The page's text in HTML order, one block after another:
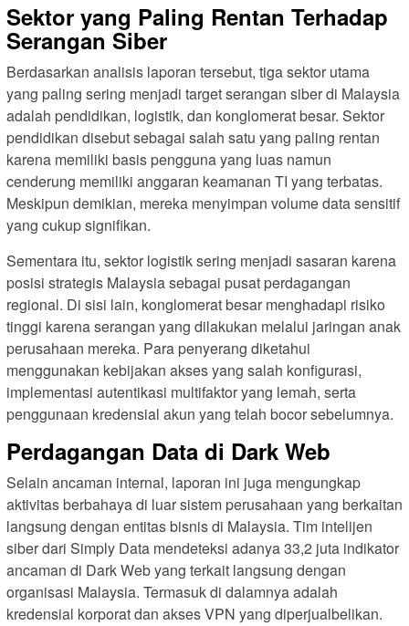
Sektor yang Paling Rentan Terhadap
Serangan Siber
Berdasarkan analisis laporan tersebut, tiga sektor utama
yang paling sering menjadi target serangan siber di Malaysia
adalah pendidikan, logistik, dan konglomerat besar. Sektor
pendidikan disebut sebagai salah satu yang paling rentan
karena memiliki basis pengguna yang luas namun
cenderung memiliki anggaran keamanan TI yang terbatas.
Meskipun demikian, mereka menyimpan volume data sensitif
yang cukup signifikan.
Sementara itu, sektor logistik sering menjadi sasaran karena
posisi strategis Malaysia sebagai pusat perdagangan
regional. Di sisi lain, konglomerat besar menghadapi risiko
tinggi karena serangan yang dilakukan melalui jaringan anak
perusahaan mereka. Para penyerang diketahui
menggunakan kebijakan akses yang salah konfigurasi,
implementasi autentikasi multifaktor yang lemah, serta
penggunaan kredensial akun yang telah bocor sebelumnya.
Perdagangan Data di Dark Web
Selain ancaman internal, laporan ini juga mengungkap
aktivitas berbahaya di luar sistem perusahaan yang berkaitan
langsung dengan entitas bisnis di Malaysia. Tim intelijen
siber dari Simply Data mendeteksi adanya 33,2 juta indikator
ancaman di Dark Web yang terkait langsung dengan
organisasi Malaysia. Termasuk di dalamnya adalah
kredensial korporat dan akses VPN yang diperjualbelikan.